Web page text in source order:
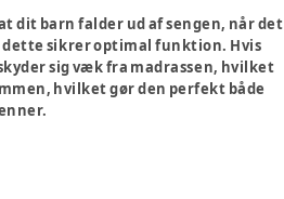
dit barn falder ud af sengen, når det
dette sikrer optimal funktion. Hvis
sig væk fra madrassen, hvilket
hvilket gør den perfekt både